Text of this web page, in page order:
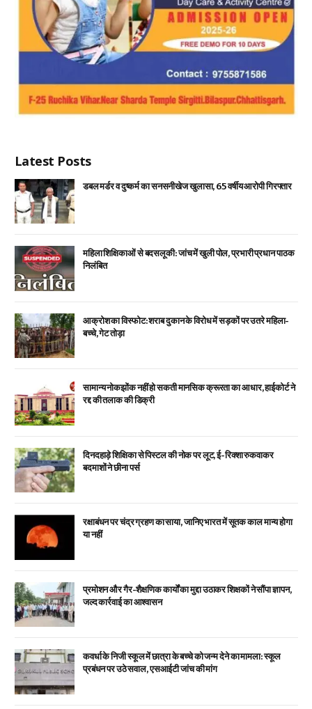
Latest Posts
डबल मर्डर व दुष्कर्म का सनसनीखेज खुलासा, 65 वर्षीय आरोपी गिरफ्तार
महिला शिक्षिकाओं से बदसलूकी: जांच में खुली पोल, प्रभारी प्रधान पाठक
निलंबित
आक्रोश का विस्फोट: शराब दुकान के विरोध में सड़कों पर उतरे महिला-
बच्चे, गेट तोड़ा
सामान्य नोकझोंक नहीं हो सकती मानसिक क्रूरता का आधार, हाईकोर्ट ने
रद्द की तलाक की डिक्री
दिनदहाड़े शिक्षिका से पिस्टल की नोक पर लूट, ई-रिक्शा रुकवाकर
बदमाशों ने छीना पर्स
रक्षाबंधन पर चंद्र ग्रहण का साया, जानिए भारत में सूतक काल मान्य होगा
या नहीं
प्रमोशन और गैर-शैक्षणिक कार्यों का मुद्दा उठाकर शिक्षकों ने सौंपा ज्ञापन,
जल्द कार्रवाई का आश्वासन
कवर्धा के निजी स्कूल में छात्रा के बच्चे को जन्म देने का मामला: स्कूल
प्रबंधन पर उठे सवाल, एसआईटी जांच की मांग